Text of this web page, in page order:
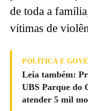
de toda a
vítimas de
POLÍTICA E
Leia também:
UBS Parque do
atender 5 mil